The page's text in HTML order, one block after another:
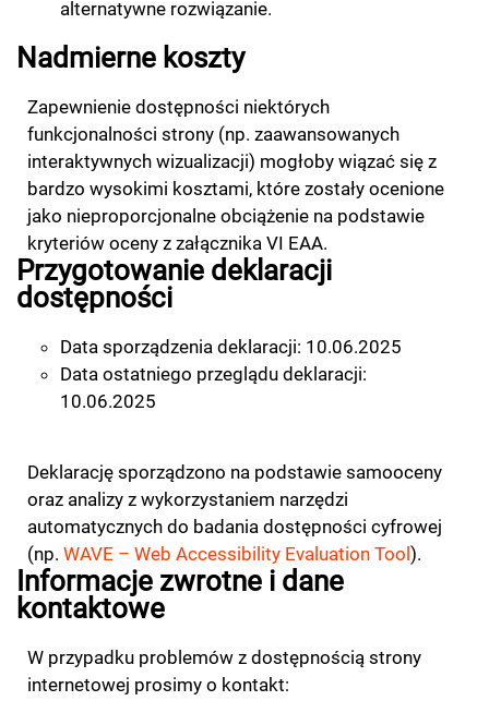
alternatywne rozwiązanie.
Nadmierne koszty
Zapewnienie dostępności niektórych
funkcjonalności strony (np. zaawansowanych
interaktywnych wizualizacji) mogłoby wiązać się z
bardzo wysokimi kosztami, które zostały ocenione
jako nieproporcjonalne obciążenie na podstawie
kryteriów oceny z załącznika VI EAA.
Przygotowanie deklaracji
dostępności
Data sporządzenia deklaracji: 10.06.2025
Data ostatniego przeglądu deklaracji:
10.06.2025
Deklarację sporządzono na podstawie samooceny
oraz analizy z wykorzystaniem narzędzi
automatycznych do badania dostępności cyfrowej
(np. WAVE – Web Accessibility Evaluation Tool ).
Informacje zwrotne i dane
kontaktowe
W przypadku problemów z dostępnością strony
internetowej prosimy o kontakt: